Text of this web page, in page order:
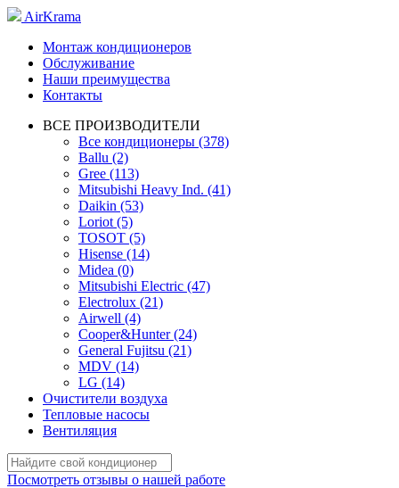
AirKrama
Монтаж кондиционеров
Обслуживание
Наши преимущества
Контакты
ВСЕ ПРОИЗВОДИТЕЛИ
Все кондиционеры (378)
Ballu (2)
Gree (113)
Mitsubishi Heavy Ind. (41)
Daikin (53)
Loriot (5)
TOSOT (5)
Hisense (14)
Midea (0)
Mitsubishi Electric (47)
Electrolux (21)
Airwell (4)
Cooper&Hunter (24)
General Fujitsu (21)
MDV (14)
LG (14)
Очистители воздуха
Тепловые насосы
Вентиляция
Посмотреть отзывы о нашей работе